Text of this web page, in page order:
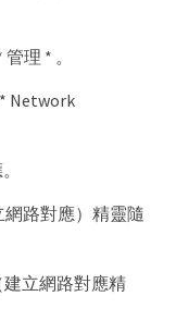
理 * 。
Network
網路對應）精靈隨
建立網路對應精